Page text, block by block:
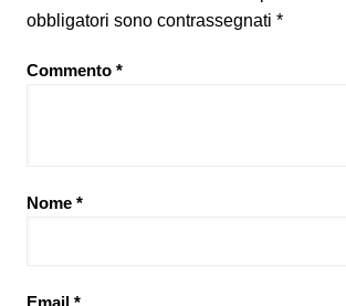
obbligatori sono contrassegnati *
Commento *
Nome *